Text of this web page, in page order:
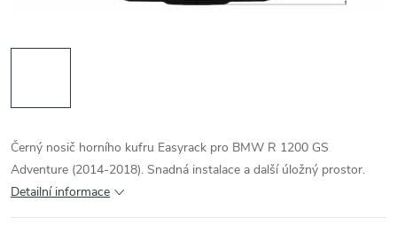
Černý nosič horního kufru Easyrack pro BMW R 1200 GS
Adventure (2014-2018). Snadná instalace a další úložný prostor.
Detailní informace